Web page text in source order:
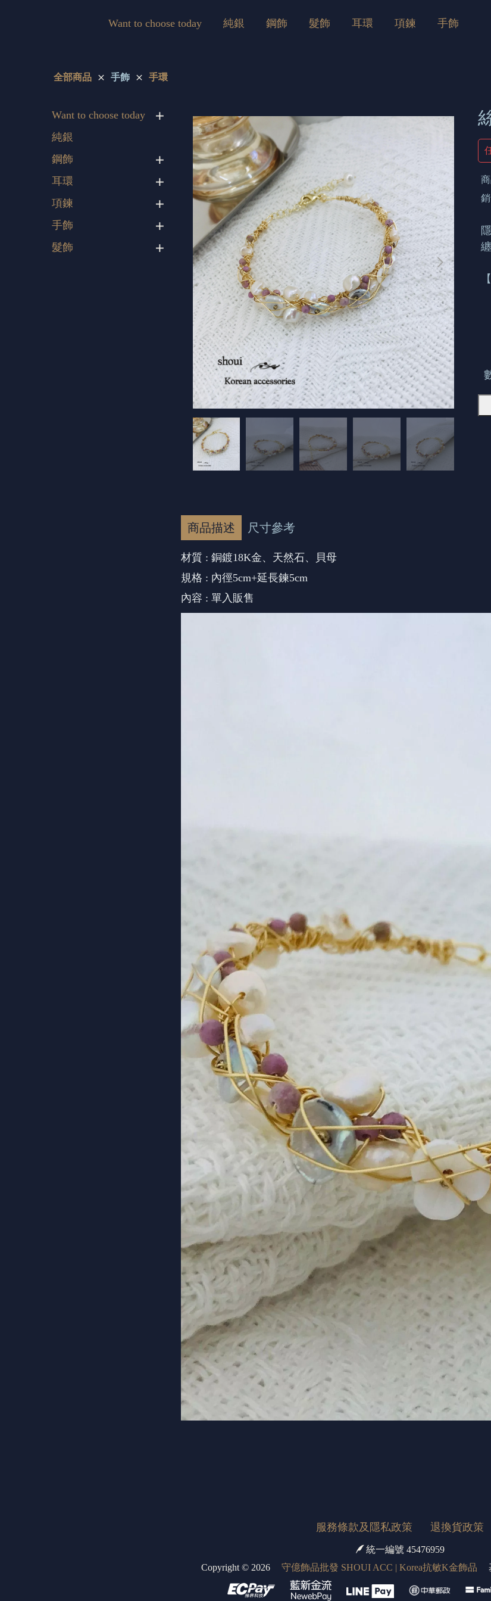
Want to choose today 純銀 鋼飾 髮飾 耳環 項鍊 手飾
全部商品 手飾 手環
Want to choose today
純銀
鋼飾
耳環
項鍊
手飾
髮飾
商品描述 尺寸參考
材質 : 銅鍍18K金、天然石、貝母
規格 : 內徑5cm+延長鍊5cm
內容 : 單入販售
服務條款及隱私政策 退換貨政策
統一編號 45476959
Copyright © 2026 守億飾品批發 SHOUI ACC | Korea抗敏K金飾品